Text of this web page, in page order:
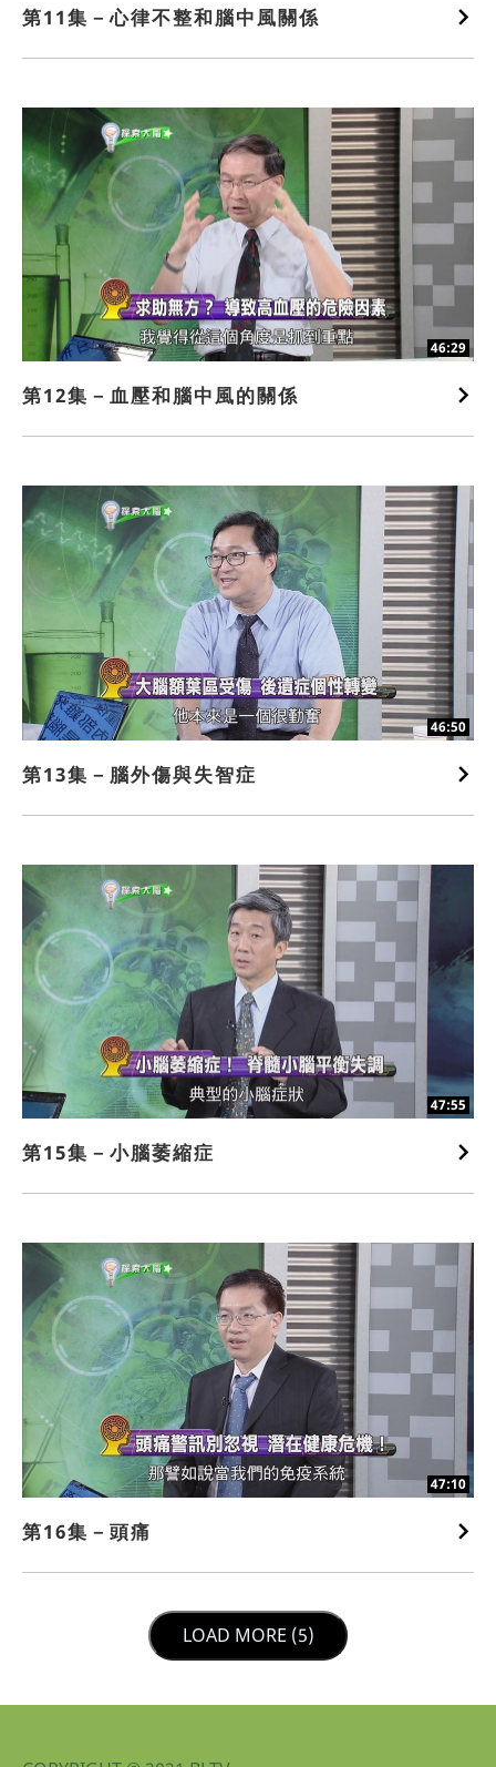
第11集－心律不整和腦中風關係
46:29
第12集－血壓和腦中風的關係
46:50
第13集－腦外傷與失智症
47:55
第15集－小腦萎縮症
47:10
第16集－頭痛
LOAD NEXT PAGE
LOAD MORE (5)